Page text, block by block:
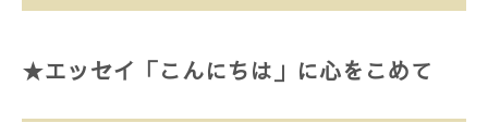
★エッセイ「こんにちは」に心をこめて